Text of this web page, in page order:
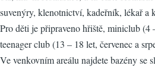
suvenýry, klenotnictví, kadeřník, lékař a
Pro děti je připraveno hřiště, miniclub
teenager club (13 – 18 let, červenec a
Ve venkovním areálu najdete bazény se